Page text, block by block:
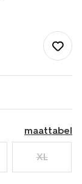
maattabel
XL